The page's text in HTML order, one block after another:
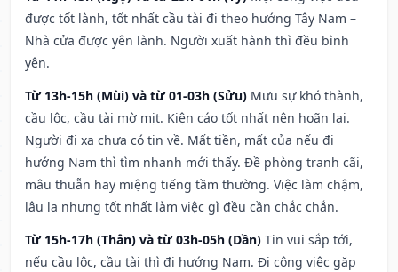
được tốt lành, tốt nhất cầu tài đi theo hướng Tây Nam –
Nhà cửa được yên lành. Người xuất hành thì đều bình
yên.
Từ 13h-15h (Mùi) và từ 01-03h (Sửu) Mưu sự khó thành,
cầu lộc, cầu tài mờ mịt. Kiện cáo tốt nhất nên hoãn lại.
Người đi xa chưa có tin về. Mất tiền, mất của nếu đi
hướng Nam thì tìm nhanh mới thấy. Đề phòng tranh cãi,
mâu thuẫn hay miệng tiếng tầm thường. Việc làm chậm,
lâu la nhưng tốt nhất làm việc gì đều cần chắc chắn.
Từ 15h-17h (Thân) và từ 03h-05h (Dần) Tin vui sắp tới,
nếu cầu lộc, cầu tài thì đi hướng Nam. Đi công việc gặp